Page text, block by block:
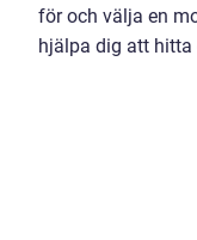
för och välja en
hjälpa dig att hitta